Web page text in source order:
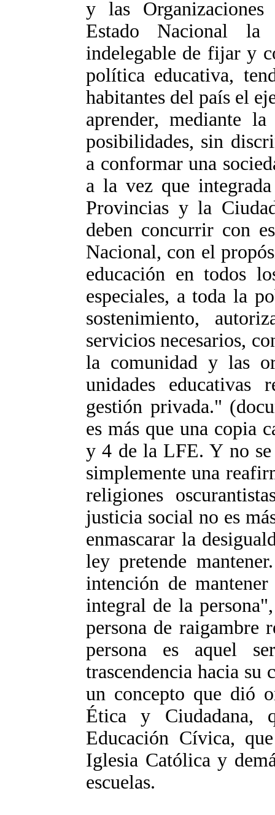
y las
Estado Nacional la
indelegable de fijar y
política educativa,
habitantes del país el
aprender, mediante
posibilidades, sin
a conformar una
a la vez que
Provincias y la
deben concurrir con
Nacional, con el
educación en todos
especiales, a toda la
sostenimiento,
servicios necesarios,
la comunidad y las
unidades educativas
gestión privada."
es más que una copia
y 4 de la LFE. Y no
simplemente una
religiones
justicia social no es
enmascarar la
ley pretende
intención de
integral de la
persona de raigambre
persona es aquel
trascendencia hacia su
un concepto que dió
Ética y Ciudadana,
Educación Cívica,
Iglesia Católica y
escuelas.